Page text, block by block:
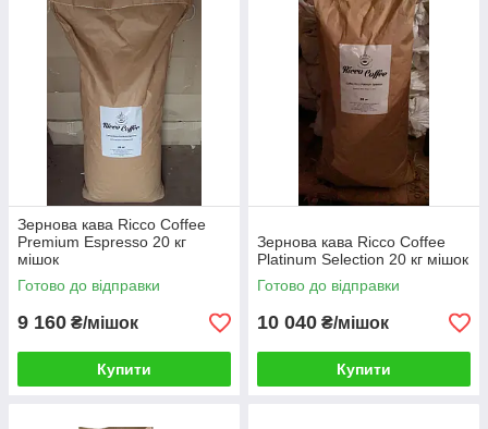
Зернова кава Ricco Coffee
Premium Espresso 20 кг
мішок
Готово до відправки
9 160 ₴/мішок
Купити
Зернова кава Ricco Coffee
Platinum Selection 20 кг мішок
Готово до відправки
10 040 ₴/мішок
Купити